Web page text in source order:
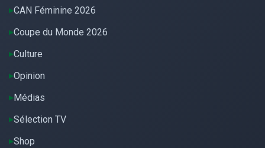
CAN Féminine 2026
Coupe du Monde 2026
Culture
Opinion
Médias
Sélection TV
Shop